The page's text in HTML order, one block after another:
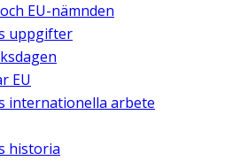
EU-nämnden
uppgifter
EU
internationella arbete
historia